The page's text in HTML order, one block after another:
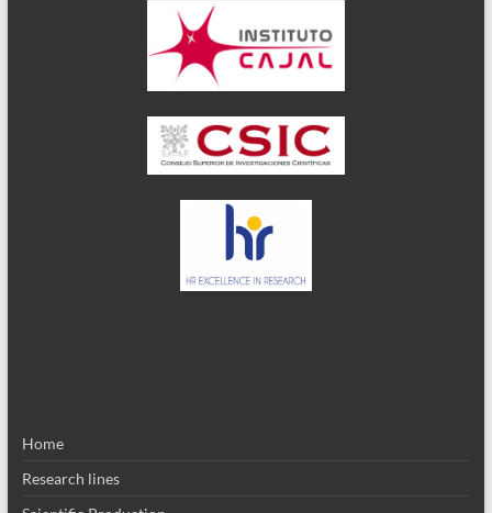
Home
Research lines